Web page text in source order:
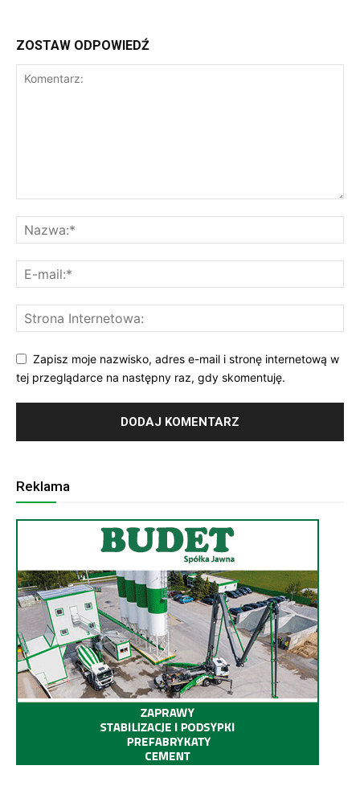
ZOSTAW ODPOWIEDŹ
Zapisz moje nazwisko, adres e-mail i stronę internetową w
tej przeglądarce na następny raz, gdy skomentuję.
Reklama